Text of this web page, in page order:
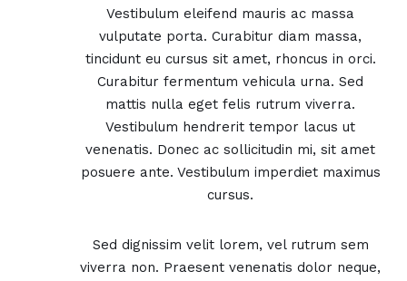
Vestibulum eleifend mauris ac massa
vulputate porta. Curabitur diam massa,
tincidunt eu cursus sit amet, rhoncus in orci.
Curabitur fermentum vehicula urna. Sed
mattis nulla eget felis rutrum viverra.
Vestibulum hendrerit tempor lacus ut
venenatis. Donec ac sollicitudin mi, sit amet
posuere ante. Vestibulum imperdiet maximus
cursus.
Sed dignissim velit lorem, vel rutrum sem
viverra non. Praesent venenatis dolor neque,